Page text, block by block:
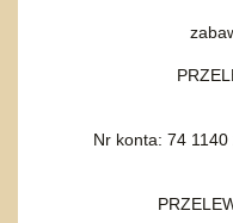
Nr konta: 74